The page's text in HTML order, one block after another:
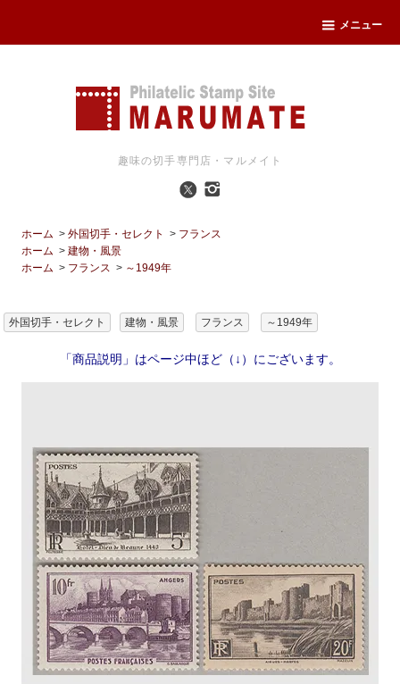
メニュー
趣味の切手専門店・マルメイト
ホーム >外国切手・セレクト > フランス
ホーム >建物・風景
ホーム > フランス > ～1949年
外国切手・セレクト 建物・風景 フランス ～1949年
「商品説明」はページ中ほど（↓）にございます。